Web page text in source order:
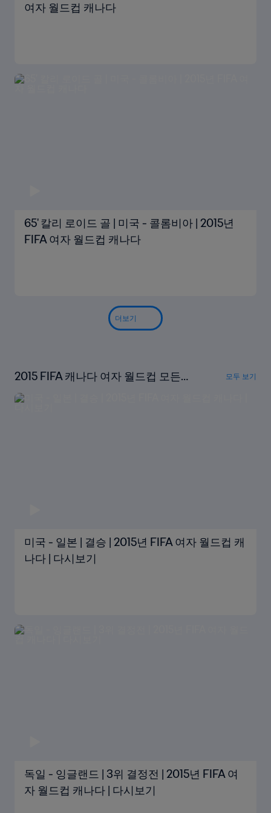
여자 월드컵 캐나다
65' 칼리 로이드 골 | 미국 - 콜롬비아 | 2015년
FIFA 여자 월드컵 캐나다
더보기
2015 FIFA 캐나다 여자 월드컵 모든
경기 다시보기
모두 보기
미국 - 일본 | 결승 | 2015년 FIFA 여자 월드컵 캐
나다 | 다시보기
독일 - 잉글랜드 | 3위 결정전 | 2015년 FIFA 여
자 월드컵 캐나다 | 다시보기